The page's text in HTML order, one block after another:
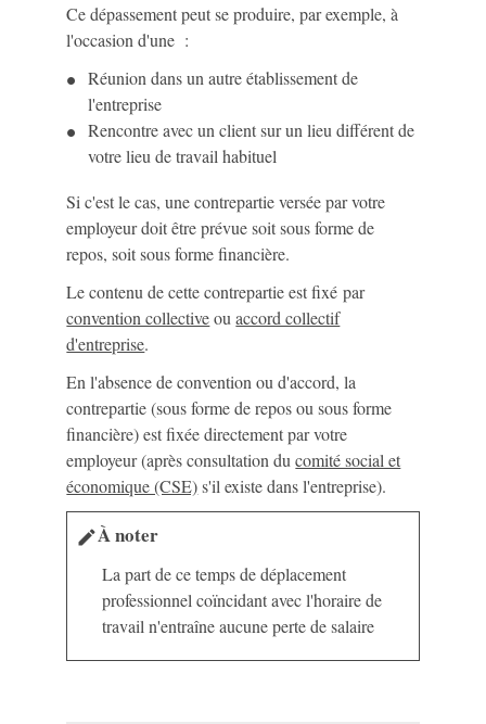
Ce dépassement peut se produire, par exemple, à
l'occasion d'une :
Réunion dans un autre établissement de
l'entreprise
Rencontre avec un client sur un lieu différent de
votre lieu de travail habituel
Si c'est le cas, une contrepartie versée par votre
employeur doit être prévue soit sous forme de
repos, soit sous forme financière.
Le contenu de cette contrepartie est fixé par
convention collectiveouaccord collectif
d'entreprise.
En l'absence de convention ou d'accord, la
contrepartie (sous forme de repos ou sous forme
financière) est fixée directement par votre
employeur (après consultation ducomité social et
économique (CSE)s'il existe dans l'entreprise).
editÀ noter
La part de ce temps de déplacement
professionnel coïncidant avec l'horaire de
travail n'entraîne aucune perte de salaire